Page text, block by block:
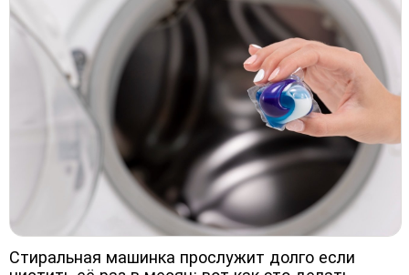
Стиральная машинка прослужит долго если